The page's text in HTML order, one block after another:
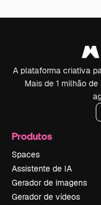
A plataforma criativa
Mais de 1 milhão
Produtos
Spaces
Assistente de IA
Gerador de imagens
Gerador de vídeos